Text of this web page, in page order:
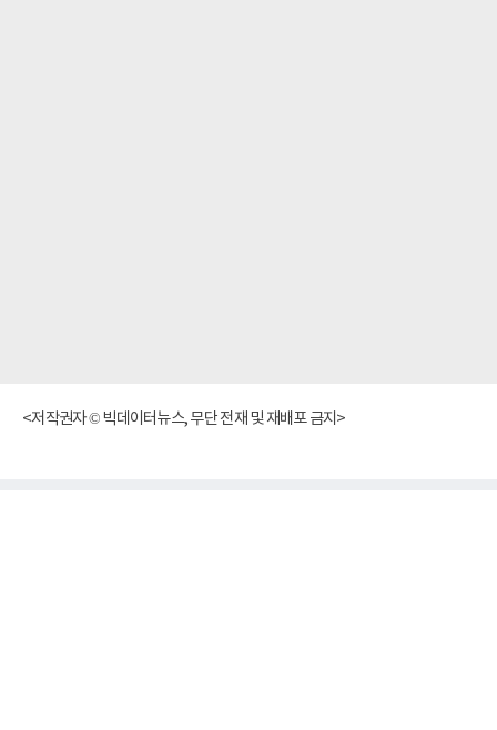
<저작권자 © 빅데이터뉴스, 무단 전재 및 재배포 금지>